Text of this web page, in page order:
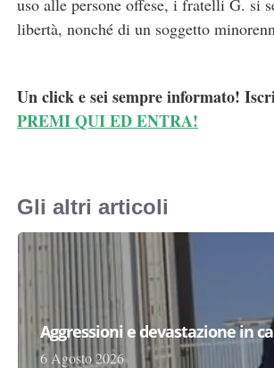
uso alle persone offese, i fratelli G.
libertà, nonché di un soggetto
Un click e sei sempre informato!
PREMI QUI ED ENTRA!
Gli altri articoli
Aggressioni e devastazione in
6 Agosto 2026